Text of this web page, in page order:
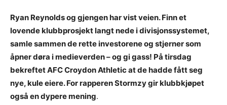
Ryan Reynolds og gjengen har vist veien. Finn et
lovende klubbprosjekt langt nede i divisjonssystemet,
samle sammen de rette investorene og stjerner som
åpner døra i medieverden – og gi gass! På tirsdag
bekreftet AFC Croydon Athletic at de hadde fått seg
nye, kule eiere. For rapperen Stormzy gir klubbkjøpet
også en dypere mening.